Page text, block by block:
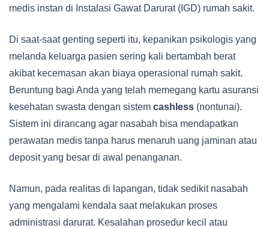
medis instan di Instalasi Gawat Darurat (IGD) rumah sakit.
Di saat-saat genting seperti itu, kepanikan psikologis yang
melanda keluarga pasien sering kali bertambah berat
akibat kecemasan akan biaya operasional rumah sakit.
Beruntung bagi Anda yang telah memegang kartu asuransi
kesehatan swasta dengan sistem cashless (nontunai).
Sistem ini dirancang agar nasabah bisa mendapatkan
perawatan medis tanpa harus menaruh uang jaminan atau
deposit yang besar di awal penanganan.
Namun, pada realitas di lapangan, tidak sedikit nasabah
yang mengalami kendala saat melakukan proses
administrasi darurat. Kesalahan prosedur kecil atau